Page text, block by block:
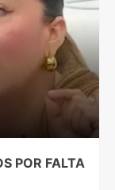
POR FALTA